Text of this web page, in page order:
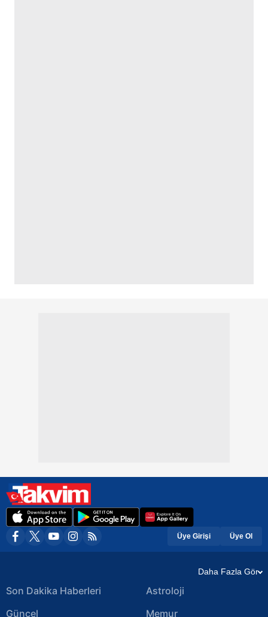
Üye Girişi Üye Ol
Daha Fazla Gör
Son Dakika Haberleri
Güncel
Astroloji
Memur